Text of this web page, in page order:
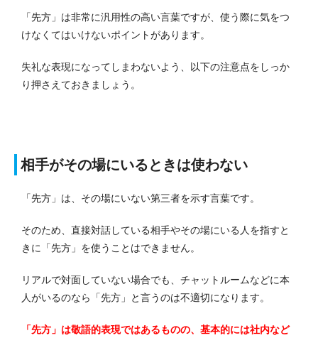
「先方」は非常に汎用性の高い言葉ですが、使う際に気をつ
けなくてはいけないポイントがあります。
失礼な表現になってしまわないよう、以下の注意点をしっか
り押さえておきましょう。
相手がその場にいるときは使わない
「先方」は、その場にいない第三者を示す言葉です。
そのため、直接対話している相手やその場にいる人を指すと
きに「先方」を使うことはできません。
リアルで対面していない場合でも、チャットルームなどに本
人がいるのなら「先方」と言うのは不適切になります。
「先方」は敬語的表現ではあるものの、基本的には社内など